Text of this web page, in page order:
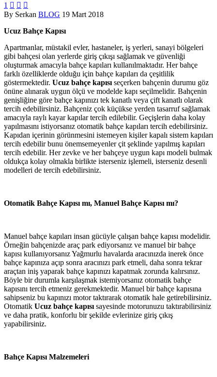
1   
By Serkan BLOG 19 Mart 2018
Ucuz Bahçe Kapısı
Apartmanlar, müstakil evler, hastaneler, iş yerleri, sanayi bölgeleri
gibi bahçesi olan yerlerde giriş çıkışı sağlamak ve güvenliği
oluşturmak amacıyla bahçe kapıları kullanılmaktadır. Her bahçe
farklı özelliklerde olduğu için bahçe kapıları da çeşitlilik
göstermektedir. Ucuz bahçe kapısı seçerken bahçenin durumu göz
önüne alınarak uygun ölçü ve modelde kapı seçilmelidir. Bahçenin
genişliğine göre bahçe kapınızı tek kanatlı veya çift kanatlı olarak
tercih edebilirsiniz. Bahçeniz çok küçükse yerden tasarruf sağlamak
amacıyla raylı kayar kapılar tercih edilebilir. Geçişlerin daha kolay
yapılmasını istiyorsanız otomatik bahçe kapıları tercih edebilirsiniz.
Kapıdan içerinin görünmesini istemeyen kişiler kapalı sistem kapıları
tercih edebilir bunu önemsemeyenler çit şeklinde yapılmış kapıları
tercih edebilir. Her zevke ve her bahçeye uygun kapı modeli bulmak
oldukça kolay olmakla birlikte isterseniz işlemeli, isterseniz desenli
modelleri de tercih edebilirsiniz.
Otomatik Bahçe Kapısı mı, Manuel Bahçe Kapısı mı?
Manuel bahçe kapıları insan gücüyle çalışan bahçe kapısı modelidir.
Örneğin bahçenizde araç park ediyorsanız ve manuel bir bahçe
kapısı kullanıyorsanız Yağmurlu havalarda aracınızda inerek önce
bahçe kapınıza açıp sonra aracınızı park etmeli, daha sonra tekrar
araçtan iniş yaparak bahçe kapınızı kapatmak zorunda kalırsınız.
Böyle bir durumla karşılaşmak istemiyorsanız otomatik bahçe
kapısını tercih etmeniz gerekmektedir. Manuel bir bahçe kapısına
sahipseniz bu kapınızı motor taktırarak otomatik hale getirebilirsiniz.
Otomatik Ucuz bahçe kapısı sayesinde motorunuzu taktırabilirsiniz
ve daha pratik, konforlu bir şekilde evlerinize giriş çıkış
yapabilirsiniz.
Bahçe Kapısı Malzemeleri